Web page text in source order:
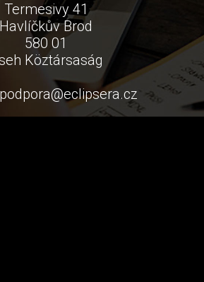
Termesivy 41
Havlíčkův Brod
580 01
Köztársaság
podpora@eclipsera.cz